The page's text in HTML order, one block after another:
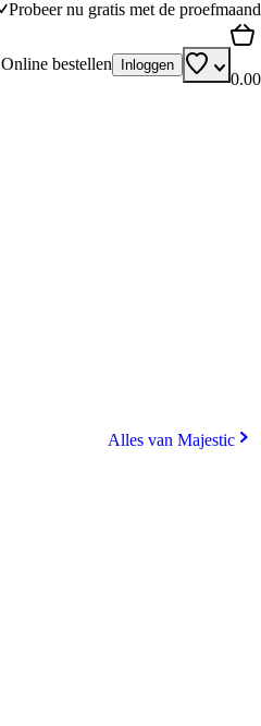
Probeer nu gratis met de proefmaand
Online bestellen Inloggen
0.00
Alles van Majestic